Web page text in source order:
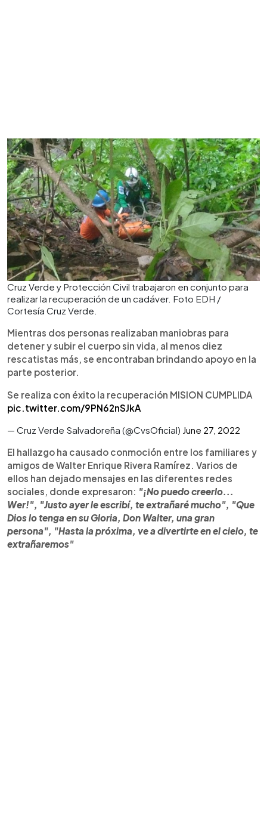
Cruz Verde y Protección Civil trabajaron en conjunto para
realizar la recuperación de un cadáver. Foto EDH /
Cortesía Cruz Verde.
Mientras dos personas realizaban maniobras para
detener y subir el cuerpo sin vida, al menos diez
rescatistas más, se encontraban brindando apoyo en la
parte posterior.
Se realiza con éxito la recuperación MISION CUMPLIDA
pic.twitter.com/9PN62nSJkA
— Cruz Verde Salvadoreña (@CvsOficial) June 27, 2022
El hallazgo ha causado conmoción entre los familiares y
amigos de Walter Enrique Rivera Ramírez. Varios de
ellos han dejado mensajes en las diferentes redes
sociales, donde expresaron: "¡No puedo creerlo...
Wer!", "Justo ayer le escribí, te extrañaré mucho", "Que
Dios lo tenga en su Gloria, Don Walter, una gran
persona", "Hasta la próxima, ve a divertirte en el cielo, te
extrañaremos"